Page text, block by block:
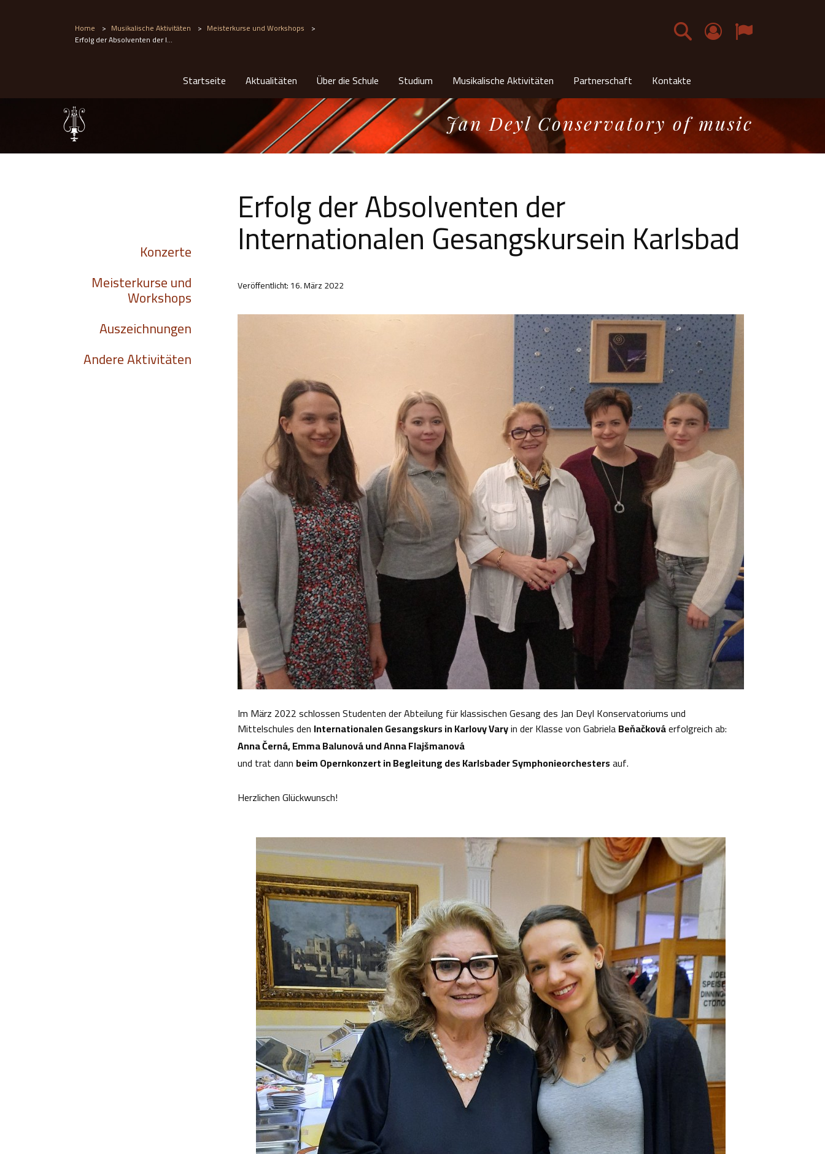
Home > Musikalische Aktivitäten > Meisterkurse und Workshops >
Erfolg der Absolventen der I...
Deutsch
Startseite Aktualitäten Über die Schule Studium Musikalische Aktivitäten Partnerschaft Kontakte
Jan Deyl Conservatory of music
Konzerte
Meisterkurse und
Workshops
Auszeichnungen
Andere Aktivitäten
Erfolg der Absolventen der
Internationalen Gesangskursein Karlsbad
Veröffentlicht: 16. März 2022
Im März 2022 schlossen Studenten der Abteilung für klassischen Gesang des Jan Deyl Konservatoriums und
Mittelschules den Internationalen Gesangskurs in Karlovy Varyin der Klasse von GabrielaBeňačkováerfolgreich ab:
Anna Černá, Emma Balunová und Anna Flajšmanová
und trat dann beim Opernkonzert in Begleitung des Karlsbader Symphonieorchestersauf.
Herzlichen Glückwunsch!